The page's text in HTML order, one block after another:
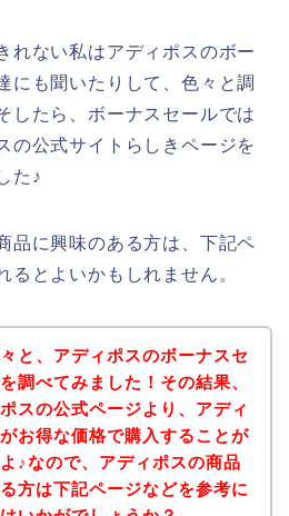
れない私はアディポスのボー
にも聞いたりして、色々と調
したら、ボーナスセールでは
の公式サイトらしきページを
た♪
品に興味のある方は、下記ペ
るとよいかもしれません。
と、アディポスのボーナスセ
調べてみました！その結果、
スの公式ページより、アディ
お得な価格で購入することが
♪なので、アディポスの商品
方は下記ページなどを参考に